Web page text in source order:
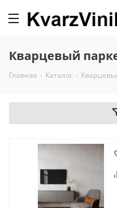
Кварцевый
Главная - Каталог -